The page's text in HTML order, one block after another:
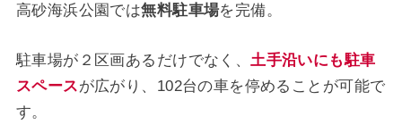
高砂海浜公園では無料駐車場を完備。
駐車場が２区画あるだけでなく、 土手沿いにも駐車
スペースが広がり、102台の車を停めることが可能で
す。